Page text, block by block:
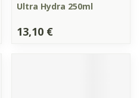
Ultra Hydra 250ml
13,10 €